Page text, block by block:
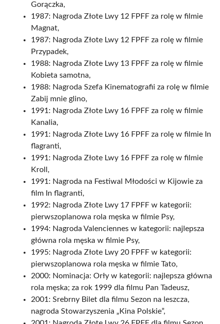
Gorączka,
1987: Nagroda Złote Lwy 12 FPFF za rolę w filmie
Magnat,
1987: Nagroda Złote Lwy 12 FPFF za rolę w filmie
Przypadek,
1988: Nagroda Złote Lwy 13 FPFF za rolę w filmie
Kobieta samotna,
1988: Nagroda Szefa Kinematografii za rolę w filmie
Zabij mnie glino,
1991: Nagroda Złote Lwy 16 FPFF za rolę w filmie
Kanalia,
1991: Nagroda Złote Lwy 16 FPFF za rolę w filmie In
flagranti,
1991: Nagroda Złote Lwy 16 FPFF za rolę w filmie
Kroll,
1991: Nagroda na Festiwal Młodości w Kijowie za
film In flagranti,
1992: Nagroda Złote Lwy 17 FPFF w kategorii:
pierwszoplanowa rola męska w filmie Psy,
1994: Nagroda Valenciennes w kategorii: najlepsza
główna rola męska w filmie Psy,
1995: Nagroda Złote Lwy 20 FPFF w kategorii:
pierwszoplanowa rola męska w filmie Tato,
2000: Nominacja: Orły w kategorii: najlepsza główna
rola męska; za rok 1999 dla filmu Pan Tadeusz,
2001: Srebrny Bilet dla filmu Sezon na leszcza,
nagroda Stowarzyszenia „Kina Polskie”,